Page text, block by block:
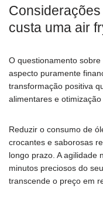
custa uma air
O questionamento
aspecto puramente
transformação positiva
alimentares e
Reduzir o consumo de
crocantes e saborosas
longo prazo. A agilidade
minutos preciosos do
transcende o preço em